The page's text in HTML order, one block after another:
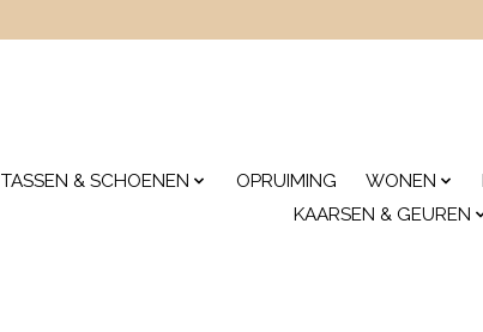
TASSEN & SCHOENEN OPRUIMING WONEN
KAARSEN & GEUREN